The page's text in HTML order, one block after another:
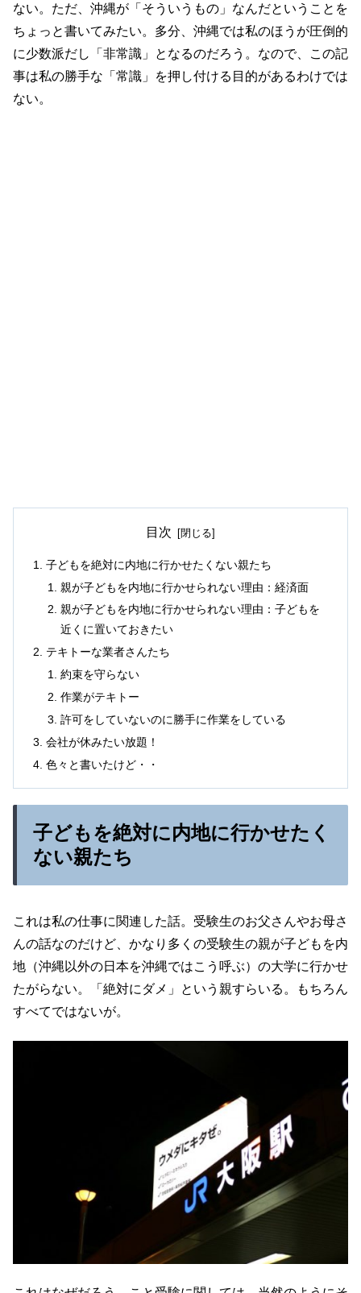
ない。ただ、沖縄が「そういうもの」なんだということを
ちょっと書いてみたい。多分、沖縄では私のほうが圧倒的
に少数派だし「非常識」となるのだろう。なので、この記
事は私の勝手な「常識」を押し付ける目的があるわけでは
ない。
目次
子どもを絶対に内地に行かせたくない親たち
親が子どもを内地に行かせられない理由：経済面
親が子どもを内地に行かせられない理由：子どもを
近くに置いておきたい
テキトーな業者さんたち
約束を守らない
作業がテキトー
許可をしていないのに勝手に作業をしている
会社が休みたい放題！
色々と書いたけど・・
子どもを絶対に内地に行かせたく
ない親たち
これは私の仕事に関連した話。受験生のお父さんやお母さ
んの話なのだけど、かなり多くの受験生の親が子どもを内
地（沖縄以外の日本を沖縄ではこう呼ぶ）の大学に行かせ
たがらない。「絶対にダメ」という親すらいる。もちろん
すべてではないが。